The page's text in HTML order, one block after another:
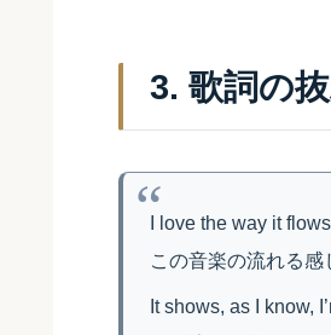
3. 歌詞の
I love the way it flows
この音楽の流れる
It shows, as I know,